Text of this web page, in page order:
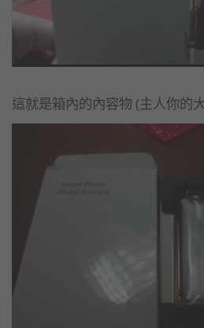
這就是箱內的內容物 (主人你的